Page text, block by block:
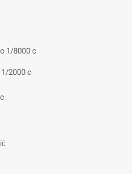
1/8000 с
1/2000 с